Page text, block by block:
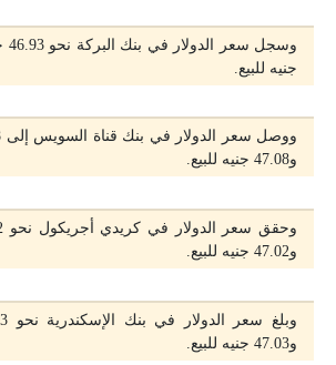
جنيه للبيع.
و47.08 جنيه للبيع.
و47.02 جنيه للبيع.
و47.03 جنيه للبيع.